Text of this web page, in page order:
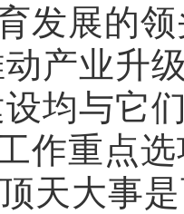
发展的
产业升
均与它
作重点
顶天大事